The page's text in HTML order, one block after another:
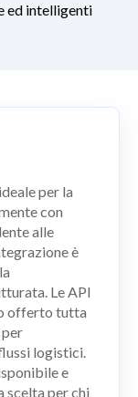
ed intelligenti
per la
con
alle
è
Le API
offerto tutta
logistici.
e
scelta per chi